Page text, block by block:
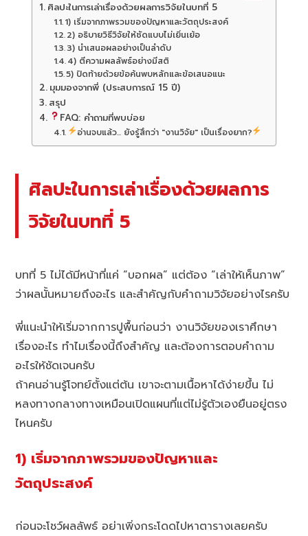
ศิลปะในการเล่าเรื่องด้วยผลการวิจัยในบทที่ 5
1) เริ่มจากภาพรวมของปัญหาและวัตถุประสงค์
2) อธิบายวิธีวิจัยให้ชัดแบบไม่เยิ่นเย้อ
3) นำเสนอผลอย่างเป็นลำดับ
4) ตีความผลลัพธ์อย่างมีสติ
5) ปิดท้ายด้วยข้อค้นพบหลักและข้อเสนอแนะ
มุมมองจากพี่ (ประสบการณ์ 15 ปี)
สรุป
FAQ: คำถามที่พบบ่อย
อ่านจบแล้ว... ยังรู้สึกว่า "งานวิจัย" เป็นเรื่องยาก?
ศิลปะในการเล่าเรื่องด้วยผลการ
วิจัยในบทที่ 5
บทที่ 5 ไม่ได้มีหน้าที่แค่ “บอกผล” แต่ต้อง “เล่าให้เห็นภาพ”
ว่าผลนั้นหมายถึงอะไร และสำคัญกับคำถามวิจัยอย่างไรครับ
พี่แนะนำให้เริ่มจากการปูพื้นก่อนว่า งานวิจัยของเราศึกษา
เรื่องอะไร ทำไมเรื่องนี้ถึงสำคัญ และต้องการตอบคำถาม
อะไรให้ชัดเจนครับ
ถ้าคนอ่านรู้โจทย์ตั้งแต่ต้น เขาจะตามเนื้อหาได้ง่ายขึ้น ไม่
หลงทางกลางทางเหมือนเปิดแผนที่แต่ไม่รู้ตัวเองยืนอยู่ตรง
ไหนครับ
1) เริ่มจากภาพรวมของปัญหาและ
วัตถุประสงค์
ก่อนจะโชว์ผลลัพธ์ อย่าเพิ่งกระโดดไปหาตารางเลยครับ